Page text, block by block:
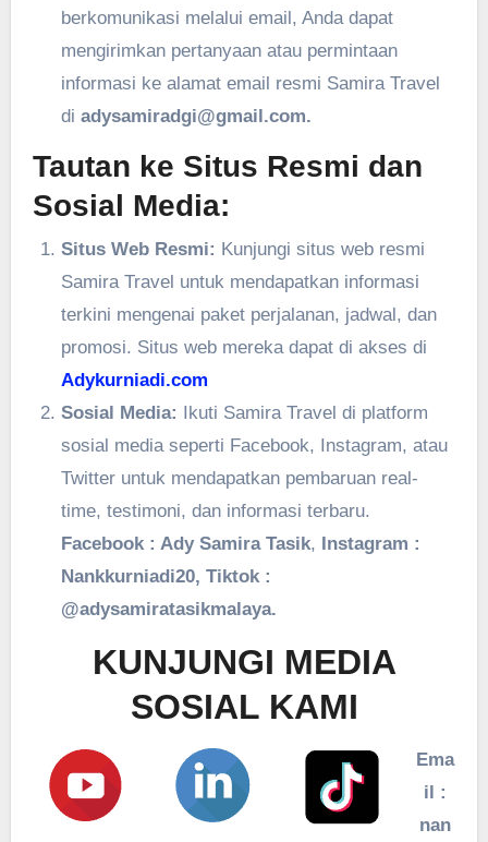
berkomunikasi melalui email, Anda dapat
mengirimkan pertanyaan atau permintaan
informasi ke alamat email resmi Samira Travel
di adysamiradgi@gmail.com.
Tautan ke Situs Resmi dan
Sosial Media:
Situs Web Resmi: Kunjungi situs web resmi
Samira Travel untuk mendapatkan informasi
terkini mengenai paket perjalanan, jadwal, dan
promosi. Situs web mereka dapat di akses di
Adykurniadi.com
Sosial Media: Ikuti Samira Travel di platform
sosial media seperti Facebook, Instagram, atau
Twitter untuk mendapatkan pembaruan real-
time, testimoni, dan informasi terbaru.
Facebook : Ady Samira Tasik, Instagram :
Nankkurniadi20, Tiktok :
@adysamiratasikmalaya.
KUNJUNGI MEDIA
SOSIAL KAMI
Ema
il :
nan